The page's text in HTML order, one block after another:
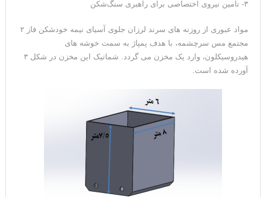
۳- تامین نیروی اختصاصی برای راهبری سنگ‌شکن
مواد عبوری از روزنه های سرند لرزان جلوی آسیای نیمه خودشکن فاز ۲
مجتمع مس سرچشمه، با هدف پمپاژ به سمت خوشه های
هیدروسیکلون، وارد یک مخزن می گردد. شماتیک این مخزن در شکل ۳
آورده شده است.